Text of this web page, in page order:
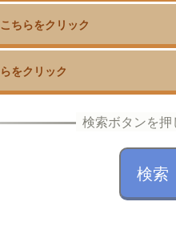
ちらをクリック
をクリック